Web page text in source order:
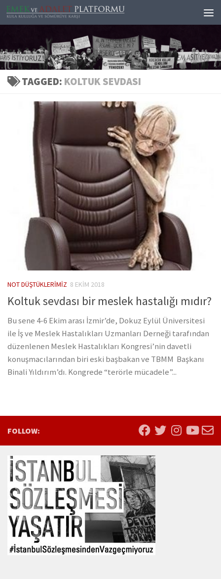
Skip to content
TAGGED: KOLTUK SEVDASI
NOT DÜŞTÜKLERIMIZ 8 EKIM 2018
Koltuk sevdası bir meslek hastalığı mıdır?
Bu sene 4-6 Ekim arası İzmir’de, Dokuz Eylül Üniversitesi
ile İş ve Meslek Hastalıkları Uzmanları Derneği tarafından
düzenlenen Meslek Hastalıkları Kongresi’nin davetli
konuşmacılarından biri eski başbakan ve TBMM Başkanı
Binali Yıldırım’dı. Kongrede “terörle mücadele”...
FOLLOW: